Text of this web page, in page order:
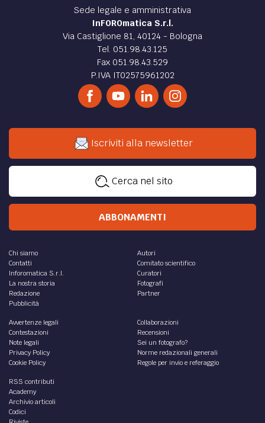
Sede legale e amministrativa
InFOROmatica S.r.l.
Via Castiglione 81, 40124 - Bologna
Tel. 051.98.43.125
Fax 051.98.43.529
P.IVA IT02575961202
Iscriviti alla newsletter
Cerca nel sito
ABBONAMENTI
Chi siamo
Contatti
Inforomatica S.r.l.
La nostra storia
Redazione
Pubblicità
Autori
Comitato scientifico
Curatori
Fotografi
Partner
Avvertenze legali
Contestazioni
Note legali
Privacy Policy
Cookie Policy
Collaborazioni
Recensioni
Sei un fotografo?
Norme redazionali generali
Regole per invio e referaggio
RSS contributi
Academy
Archivio articoli
Codici